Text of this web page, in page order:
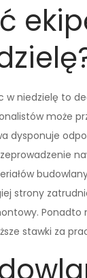
niedzielę to
może
dysponuje
strony
Ponadto
stawki za